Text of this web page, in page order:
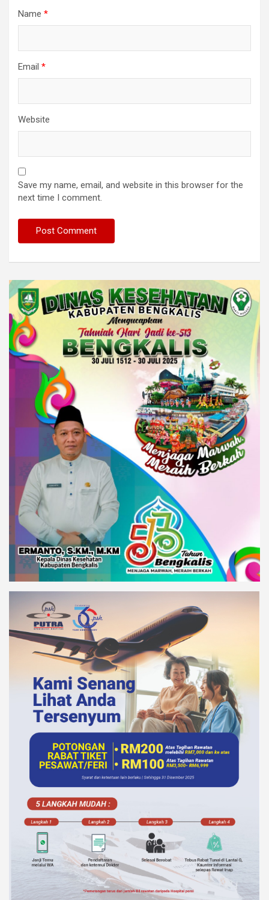
Name *
Email *
Website
Save my name, email, and website in this browser for the
next time I comment.